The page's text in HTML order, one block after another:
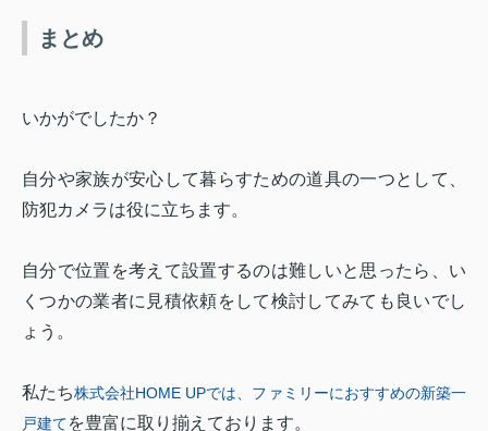
まとめ
いかがでしたか？
自分や家族が安心して暮らすための道具の一つとして、
防犯カメラは役に立ちます。
自分で位置を考えて設置するのは難しいと思ったら、い
くつかの業者に見積依頼をして検討してみても良いでし
ょう。
私たち株式会社HOME UPでは、ファミリーにおすすめの新築一
戸建てを豊富に取り揃えております。